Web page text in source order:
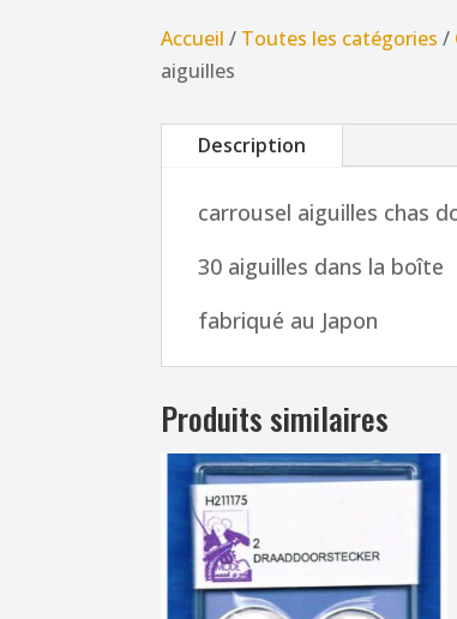
Accueil / Toutes les catégories /
aiguilles
Description
carrousel aiguilles chas
30 aiguilles dans la boîte
fabriqué au Japon
Produits similaires